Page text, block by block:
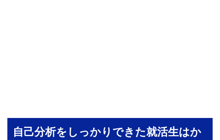
自己分析をしっかりできた就活生はか